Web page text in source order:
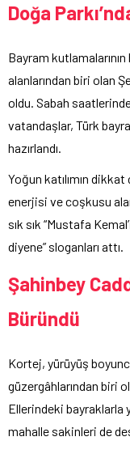
Doğa
Bayram
alanlarından biri olan
oldu. Sabah
vatandaşlar, Türk
hazırlandı.
Yoğun katılımın
enerjisi ve coşkusu
sık sık “Mustafa
diyene” sloganları attı.
Şahinbey
Büründü
Kortej, yürüyüş
güzergâhlarından biri
Ellerindeki bayraklarla
mahalle sakinleri de